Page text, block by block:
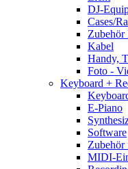
DJ-
Cases/
Zubehör
Kabel
Handy,
Foto -
Keyboard +
E-Piano
Software
Zubehör
MIDI-